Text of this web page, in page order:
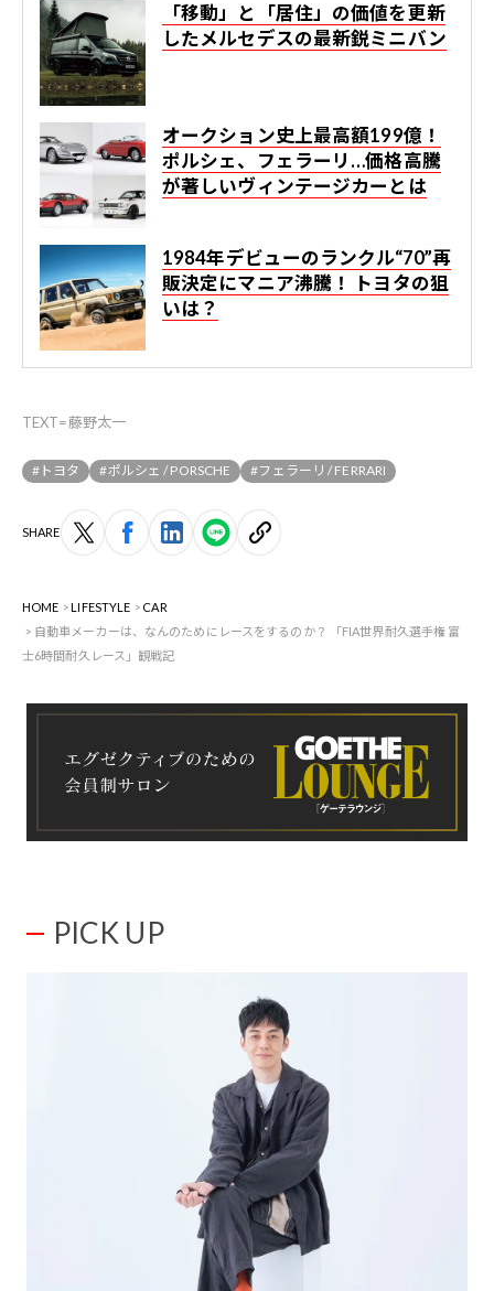
「移動」と「居住」の価値を更新
したメルセデスの最新鋭ミニバン
オークション史上最高額199億！
ポルシェ、フェラーリ…価格高騰
が著しいヴィンテージカーとは
1984年デビューのランクル“70”再
販決定にマニア沸騰！ トヨタの狙
いは？
TEXT=藤野太一
#トヨタ #ポルシェ / PORSCHE #フェラーリ / FERRARI
SHARE
HOME LIFESTYLE
CAR
自動車メーカーは、なんのためにレースをするのか？ 「FIA世界耐久選手権 富
士6時間耐久レース」観戦記
PICK UP